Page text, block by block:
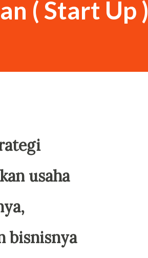
( Start Up )
usaha
bisnisnya